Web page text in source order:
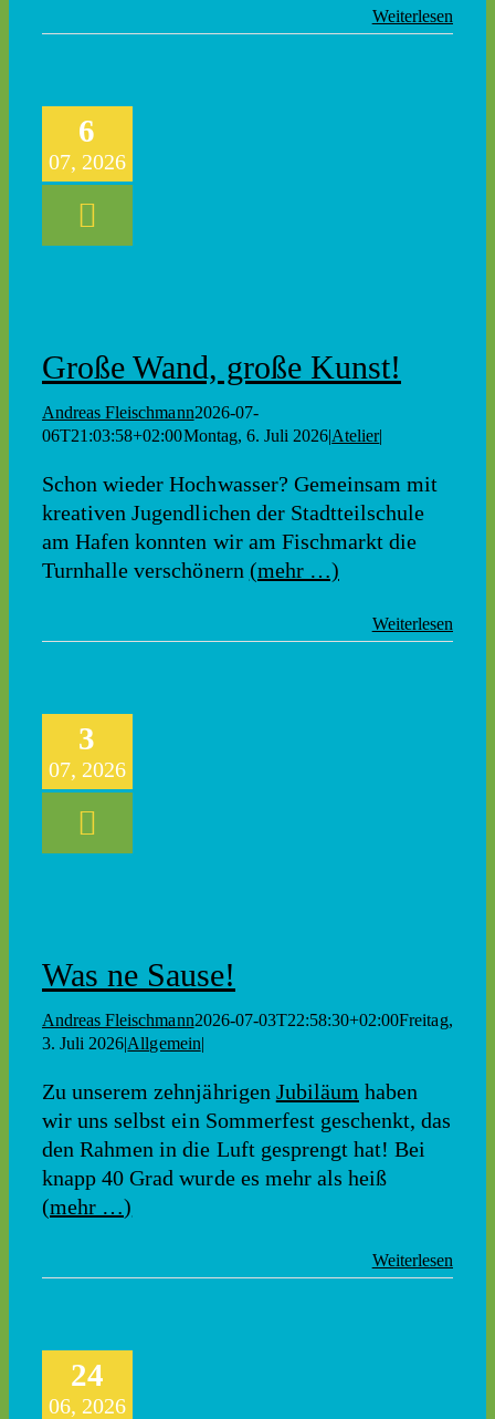
Weiterlesen
6
07, 2026
Große Wand, große Kunst!
Andreas Fleischmann2026-07-
06T21:03:58+02:00Montag, 6. Juli 2026|Atelier|
Schon wieder Hochwasser? Gemeinsam mit
kreativen Jugendlichen der Stadtteilschule
am Hafen konnten wir am Fischmarkt die
Turnhalle verschönern (mehr …)
Weiterlesen
3
07, 2026
Was ne Sause!
Andreas Fleischmann2026-07-03T22:58:30+02:00Freitag,
3. Juli 2026|Allgemein|
Zu unserem zehnjährigen Jubiläum haben
wir uns selbst ein Sommerfest geschenkt, das
den Rahmen in die Luft gesprengt hat! Bei
knapp 40 Grad wurde es mehr als heiß
(mehr …)
Weiterlesen
24
06, 2026